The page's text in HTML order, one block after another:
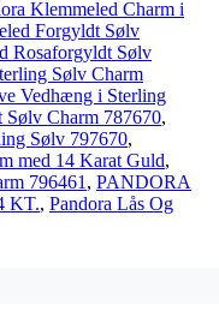
Klemmeled Charm i
Forgyldt Sølv
Rosaforgyldt Sølv
Sølv Charm
Vedhæng i Sterling
Sølv Charm 787670,
Sølv 797670,
med 14 Karat Guld,
796461 , PANDORA
KT., Pandora Lås Og